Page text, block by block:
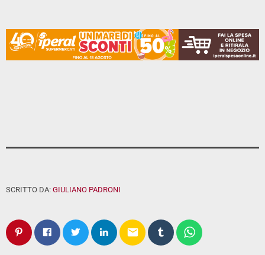
SCRITTO DA: GIULIANO PADRONI
email